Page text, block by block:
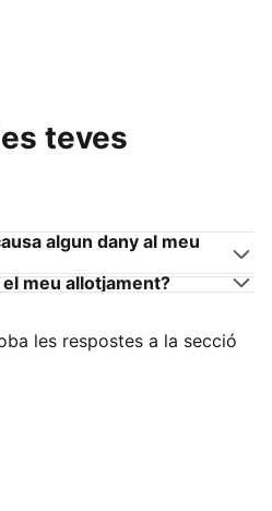
teves
algun dany al meu
meu allotjament?
les respostes a la secció